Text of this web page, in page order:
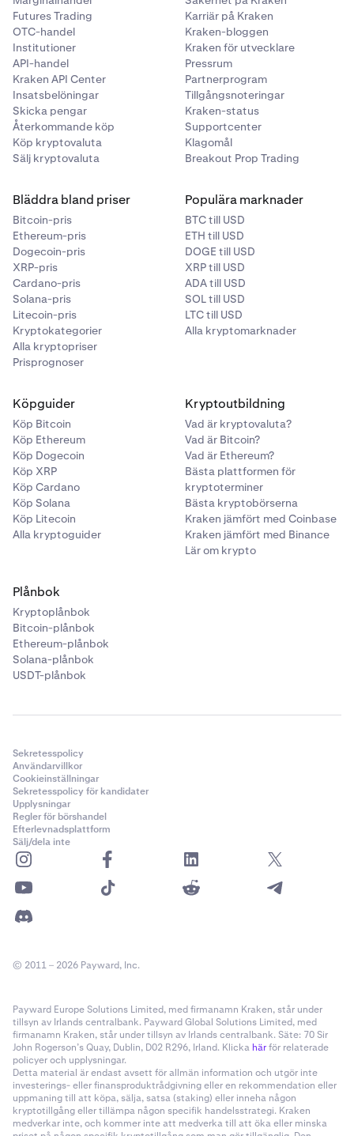
Futures Trading
OTC-handel
Institutioner
API-handel
Kraken API Center
Insatsbelöningar
Skicka pengar
Återkommande köp
Köp kryptovaluta
Sälj kryptovaluta
Karriär på Kraken
Kraken-bloggen
Kraken för utvecklare
Pressrum
Partnerprogram
Tillgångsnoteringar
Kraken-status
Supportcenter
Klagomål
Breakout Prop Trading
Bläddra bland priser
Bitcoin-pris
Ethereum-pris
Dogecoin-pris
XRP-pris
Cardano-pris
Solana-pris
Litecoin-pris
Kryptokategorier
Alla kryptopriser
Prisprognoser
Populära marknader
BTC till USD
ETH till USD
DOGE till USD
XRP till USD
ADA till USD
SOL till USD
LTC till USD
Alla kryptomarknader
Köpguider
Köp Bitcoin
Köp Ethereum
Köp Dogecoin
Köp XRP
Köp Cardano
Köp Solana
Köp Litecoin
Alla kryptoguider
Kryptoutbildning
Vad är kryptovaluta?
Vad är Bitcoin?
Vad är Ethereum?
Bästa plattformen för
kryptoterminer
Bästa kryptobörserna
Kraken jämfört med Coinbase
Kraken jämfört med Binance
Lär om krypto
Plånbok
Kryptoplånbok
Bitcoin-plånbok
Ethereum-plånbok
Solana-plånbok
USDT-plånbok
Sekretesspolicy
Användarvillkor
Cookieinställningar
Sekretesspolicy för kandidater
Upplysningar
Regler för börshandel
Efterlevnadsplattform
Sälj/dela inte
© 2011 – 2026 Payward, Inc.
Payward Europe Solutions Limited, med firmanamn Kraken, står under
tillsyn av Irlands centralbank. Payward Global Solutions Limited, med
firmanamn Kraken, står under tillsyn av Irlands centralbank. Säte: 70 Sir
John Rogerson’s Quay, Dublin, D02 R296, Irland. Klicka härför relaterade
policyer och upplysningar.
Detta material är endast avsett för allmän information och utgör inte
investerings- eller finansproduktrådgivning eller en rekommendation eller
uppmaning till att köpa, sälja, satsa (staking) eller inneha någon
kryptotillgång eller tillämpa någon specifik handelsstrategi. Kraken
medverkar inte, och kommer inte att medverka till att öka eller minska